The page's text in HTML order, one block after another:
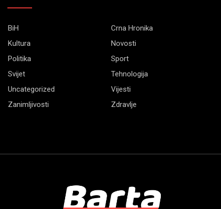
BiH
Crna Hronika
Kultura
Novosti
Politika
Sport
Svijet
Tehnologija
Uncategorized
Vijesti
Zanimljivosti
Zdravlje